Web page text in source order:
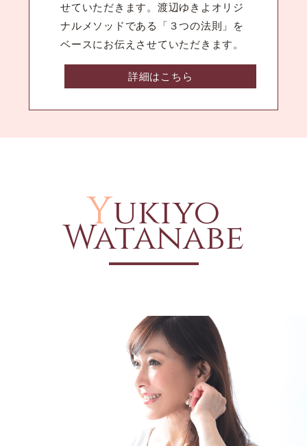
せていただきます。渡辺ゆきよオリジ
ナルメソッドである「３つの法則」を
ベースにお伝えさせていただきます。
詳細はこちら
Yukiyo
Watanabe